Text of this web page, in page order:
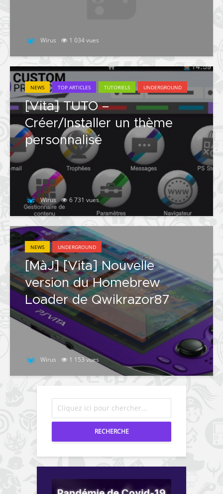
Wirus 1 034 vues
NEWS TOP ARTICLES TUTORIELS UNDERGROUND
[Vita] TUTO –
Créer/Installer un thème
personnalisé
Wirus 6 731 vues
NEWS UNDERGROUND
[MàJ] [Vita] Nouvelle
version du Homebrew
Loader de Qwikrazor87
Wirus 1 153 vues
RECHERCHE